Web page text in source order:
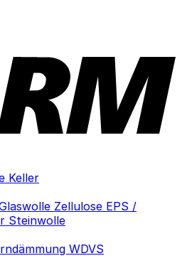
Keller
Zellulose EPS /
Steinwolle
WDVS